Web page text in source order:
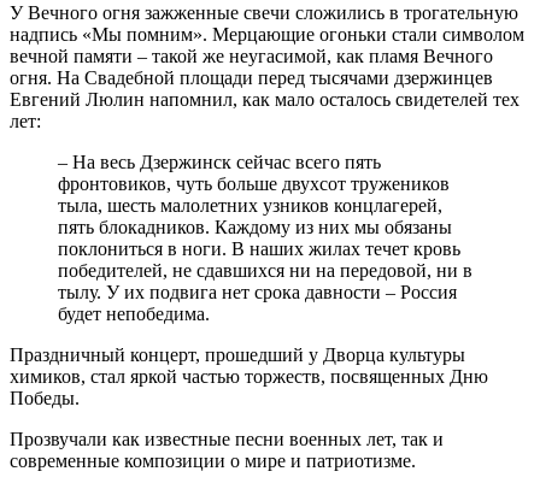
У Вечного огня зажженные свечи сложились в трогательную
надпись «Мы помним». Мерцающие огоньки стали символом
вечной памяти – такой же неугасимой, как пламя Вечного
огня. На Свадебной площади перед тысячами дзержинцев
Евгений Люлин напомнил, как мало осталось свидетелей тех
лет:
– На весь Дзержинск сейчас всего пять
фронтовиков, чуть больше двухсот тружеников
тыла, шесть малолетних узников концлагерей,
пять блокадников. Каждому из них мы обязаны
поклониться в ноги. В наших жилах течет кровь
победителей, не сдавшихся ни на передовой, ни в
тылу. У их подвига нет срока давности – Россия
будет непобедима.
Праздничный концерт, прошедший у Дворца культуры
химиков, стал яркой частью торжеств, посвященных Дню
Победы.
Прозвучали как известные песни военных лет, так и
современные композиции о мире и патриотизме.